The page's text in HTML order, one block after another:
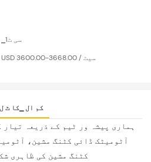
▁سی ٹ1
USD 3600.00-3668.00 / سیٹ
▁کم ال ▁کا ٹ ل
ہماری پیشہ ور ٹیم کے ذریعہ
آٹومیٹک ڈائی کٹنگ مشین،
کٹنگ مشین کی ظاہری